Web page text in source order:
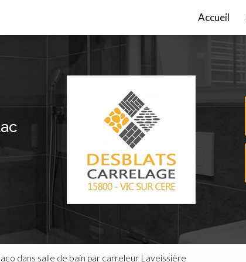
Accueil
dans salle de bain par carreleur Laveissière